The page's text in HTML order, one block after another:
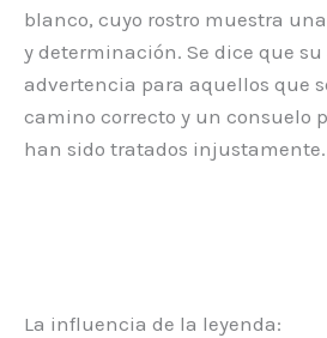
blanco, cuyo rostro muestra
y determinación. Se dice que
advertencia para aquellos que
camino correcto y un consuelo
han sido tratados injustamente.
La influencia de la leyenda: